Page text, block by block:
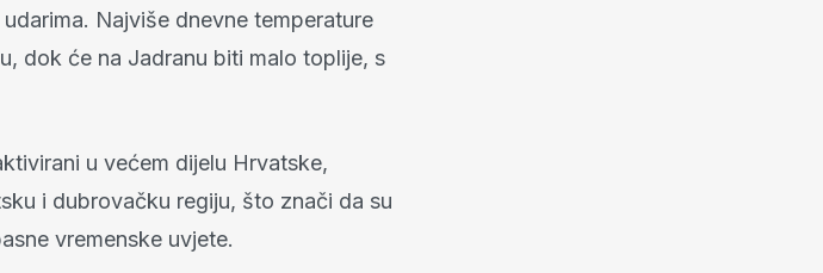
Najviše dnevne temperature
dok će na Jadranu biti malo toplije, s
u većem dijelu Hrvatske,
i dubrovačku regiju, što znači da su
vremenske uvjete.